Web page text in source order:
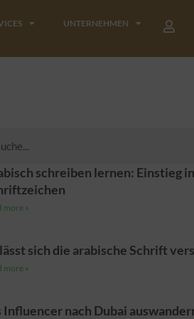
UNTERNEHMEN
schreiben lernen: Einstieg
more »
sich die arabische Schrift
more »
Influencer nach Dubai